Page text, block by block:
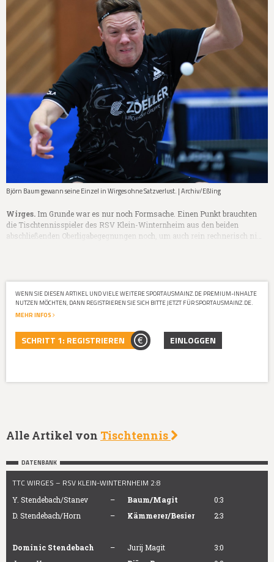
Björn Baum gewann seine Einzel in Wirges ohne Satzverlust. | Archiv/Eßling
Wirges. Im Grunde war es nur noch Formsache. Einen Punkt brauchten
die Tischtennisspieler des RSV Klein-Winternheim aus den beiden
abschließenden Oberligabegegnungen noch, um auch rein rechnerisch ni…
WENN SIE DIESEN ARTIKEL UND VIELE WEITERE SPORTAUSMAINZ.DE PREMIUM-INHALTE
NUTZEN MÖCHTEN, DANN REGISTRIEREN SIE SICH BITTE JETZT FÜR SPORTAUSMAINZ.DE.
MEHR INFOS
SCHRITT 1: REGISTRIEREN EINLOGGEN
Alle Artikel von Tischtennis
DATENBANK
TTC WIRGES – RSV KLEIN-WINTERNHEIM 2:8
Y. Stendebach/Stanev – Baum/Magit
0:3
D. Stendebach/Horn
– Kämmerer/Besier 2:3
Dominic Stendebach – Jurij Magit
3:0